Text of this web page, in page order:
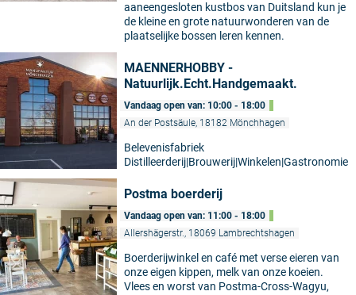
aaneengesloten kustbos van Duitsland kun je
de kleine en grote natuurwonderen van de
plaatselijke bossen leren kennen.
MAENNERHOBBY -
Natuurlijk.Echt.Handgemaakt.
Vandaag open van: 10:00 - 18:00
An der Postsäule, 18182 Mönchhagen
Belevenisfabriek
Distilleerderij|Brouwerij|Winkelen|Gastronomie
Postma boerderij
Vandaag open van: 11:00 - 18:00
Allershägerstr., 18069 Lambrechtshagen
Boerderijwinkel en café met verse eieren van
onze eigen kippen, melk van onze koeien.
Vlees en worst van Postma-Cross-Wagyu,